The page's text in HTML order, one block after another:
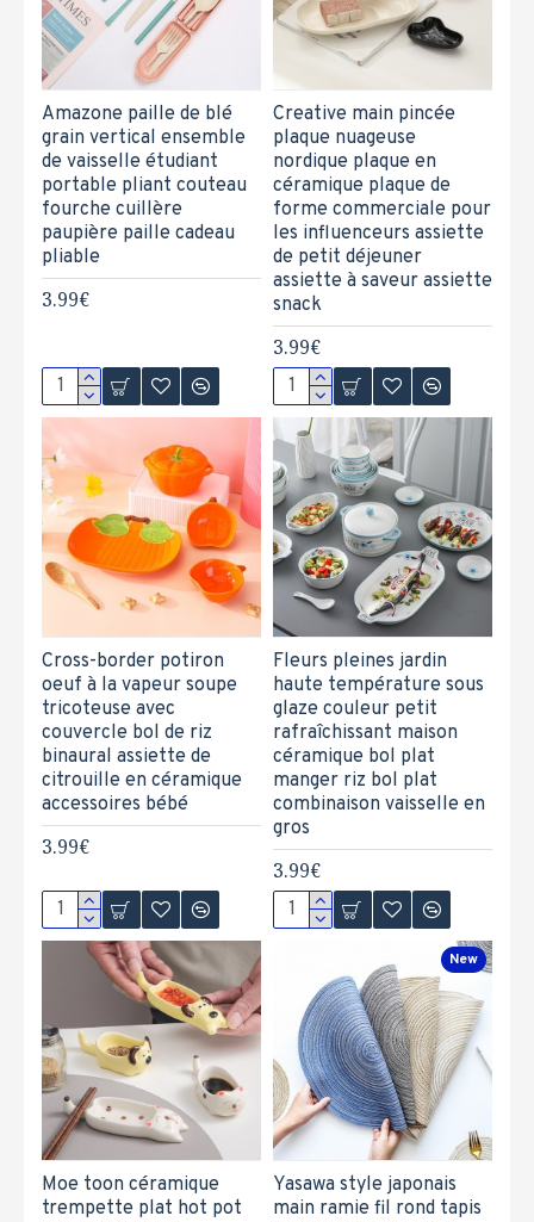
Amazone paille de blé
grain vertical ensemble
de vaisselle étudiant
portable pliant couteau
fourche cuillère
paupière paille cadeau
pliable
3.99€
Creative main pincée
plaque nuageuse
nordique plaque en
céramique plaque de
forme commerciale pour
les influenceurs assiette
de petit déjeuner
assiette à saveur assiette
snack
3.99€
Cross-border potiron
oeuf à la vapeur soupe
tricoteuse avec
couvercle bol de riz
binaural assiette de
citrouille en céramique
accessoires bébé
3.99€
Fleurs pleines jardin
haute température sous
glaze couleur petit
rafraîchissant maison
céramique bol plat
manger riz bol plat
combinaison vaisselle en
gros
3.99€
Moe toon céramique
trempette plat hot pot
New
Yasawa style japonais
main ramie fil rond tapis